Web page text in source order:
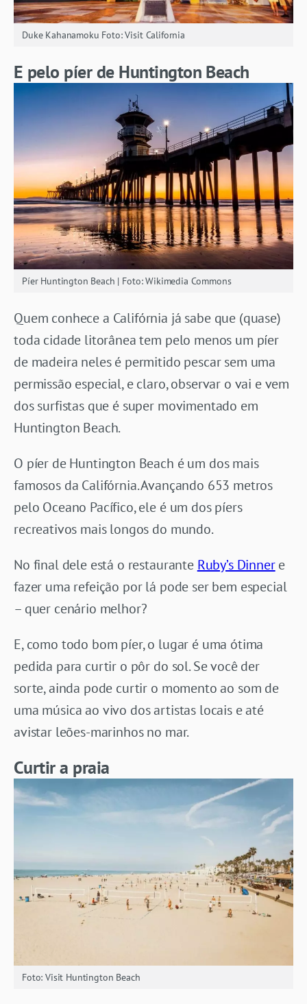
Duke Kahanamoku Foto: Visit California
E pelo píer de Huntington Beach
Píer Huntington Beach | Foto: Wikimedia Commons
Quem conhece a Califórnia já sabe que (quase)
toda cidade litorânea tem pelo menos um píer
de madeira neles é permitido pescar sem uma
permissão especial, e claro, observar o vai e vem
dos surfistas que é super movimentado em
Huntington Beach.
O píer de Huntington Beach é um dos mais
famosos da Califórnia. Avançando 653 metros
pelo Oceano Pacífico, ele é um dos píers
recreativos mais longos do mundo.
No final dele está o restaurante Ruby’s Dinnere
fazer uma refeição por lá pode ser bem especial
– quer cenário melhor?
E, como todo bom píer, o lugar é uma ótima
pedida para curtir o pôr do sol. Se você der
sorte, ainda pode curtir o momento ao som de
uma música ao vivo dos artistas locais e até
avistar leões-marinhos no mar.
Curtir a praia
Foto: Visit Huntington Beach